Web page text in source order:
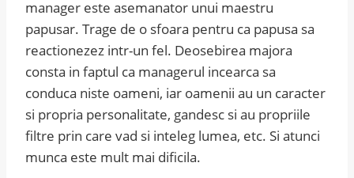
manager este asemanator unui maestru
papusar. Trage de o sfoara pentru ca papusa sa
reactionezez intr-un fel. Deosebirea majora
consta in faptul ca managerul incearca sa
conduca niste oameni, iar oamenii au un caracter
si propria personalitate, gandesc si au propriile
filtre prin care vad si inteleg lumea, etc. Si atunci
munca este mult mai dificila.